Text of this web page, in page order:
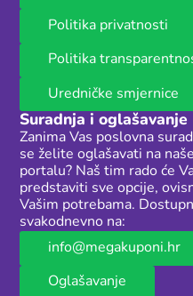
Politika privatnosti
Politika
Uredničke smjernice
Suradnja i oglašavanje
Zanima Vas poslovna
se želite oglašavati na
portalu? Naš tim rado će
predstaviti sve opcije,
Vašim potrebama.
svakodnevno na:
info@megakuponi.hr
Oglašavanje